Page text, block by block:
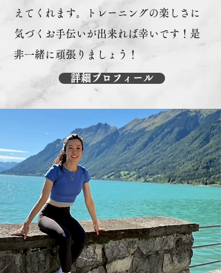
えてくれます。トレーニングの楽しさに
気づくお手伝いが出来れば幸いです！是
非一緒に頑張りましょう！
詳細プロフィール